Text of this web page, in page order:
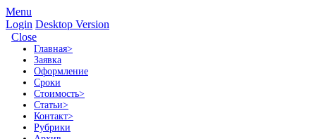
Menu
Login Desktop Version
Close
Главная>
Заявка
Оформление
Сроки
Стоимость>
Статьи>
Контакт>
Рубрики